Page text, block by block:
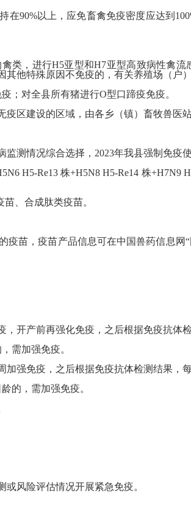
在90%以上，应免畜禽免疫密度应达到
类，进行H5亚型和H7亚型高致病性禽
其他特殊原因不免疫的，有关养殖场（户
；对全县所有猪进行O型口蹄疫免疫。
疫区建设的区域，由各乡（镇）畜牧兽医
测情况综合选择，2023年我县强制免疫
H5-Re13 株+H5N8 H5-Re14 株+H7N9
、合成肽类疫苗。
，疫苗产品信息可在中国兽药信息网“
开产前再强化免疫，之后根据免疫抗体
需加强免疫。
强免疫，之后根据免疫抗体检测结果，
的，需加强免疫。
风险评估情况开展紧急免疫。